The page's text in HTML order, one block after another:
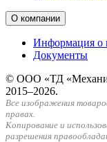
О компании
Информация о
Документы
© ООО «ТД
2015–2026.
Все изображения
правах.
Копирование и
разрешения